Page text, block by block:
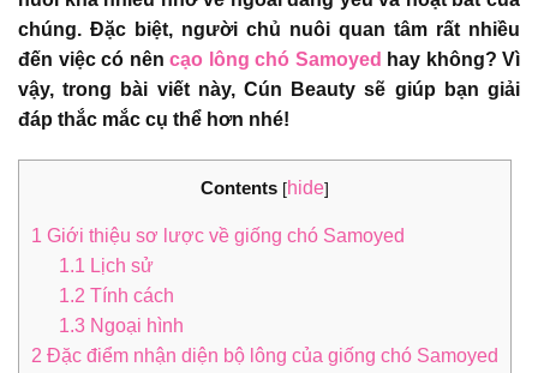
chúng. Đặc biệt, người chủ nuôi quan tâm rất nhiều
đến việc có nên cạo lông chó Samoyed hay không? Vì
vậy, trong bài viết này, Cún Beauty sẽ giúp bạn giải
đáp thắc mắc cụ thể hơn nhé!
Contents [hide]
1 Giới thiệu sơ lược về giống chó Samoyed
1.1 Lịch sử
1.2 Tính cách
1.3Ngoại hình
2 Đặc điểm nhận diện bộ lông của giống chó Samoyed